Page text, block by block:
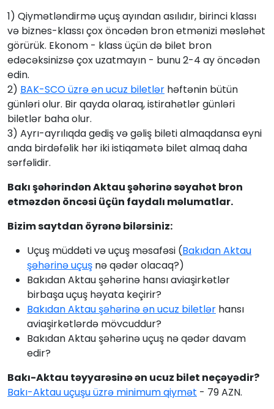
1) Qiymətləndirmə uçuş ayından asılıdır, birinci klassı
və biznes-klassı çox öncədən bron etmənizi məsləhət
görürük. Ekonom - klass üçün də bilet bron
edəcəksinizsə çox uzatmayın - bunu 2-4 ay öncədən
edin.
2) BAK-SCO üzrə ən ucuz biletlər həftənin bütün
günləri olur. Bir qayda olaraq, istirahətlər günləri
biletlər baha olur.
3) Ayrı-ayrılıqda gediş və gəliş bileti almaqdansa eyni
anda birdəfəlik hər iki istiqamətə bilet almaq daha
sərfəlidir.
Bakı şəhərindən Aktau şəhərinə səyahət bron
etməzdən öncəsi üçün faydalı məlumatlar.
Bizim saytdan öyrənə bilərsiniz:
Uçuş müddəti və uçuş məsafəsi (Bakıdan Aktau
şəhərinə uçuş nə qədər olacaq?)
Bakıdan Aktau şəhərinə hansı aviaşirkətlər
birbaşa uçuş həyata keçirir?
Bakıdan Aktau şəhərinə ən ucuz biletlər hansı
aviaşirkətlərdə mövcuddur?
Bakıdan Aktau şəhərinə uçuş nə qədər davam
edir?
Bakı-Aktau təyyarəsinə ən ucuz bilet neçəyədir?
Bakı-Aktau uçuşu üzrə minimum qiymət - 79 AZN.